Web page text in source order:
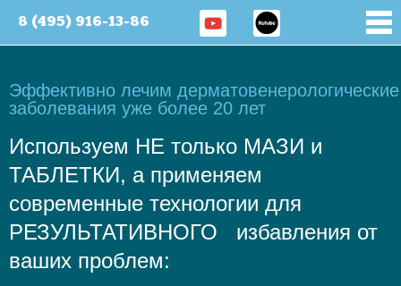
8 (495) 916-13-86
Эффективно лечим дерматовенерологические
заболевания уже более 20 лет
Используем НЕ только МАЗИ и
ТАБЛЕТКИ, а применяем
современные технологии для
РЕЗУЛЬТАТИВНОГО избавления от
ваших проблем: